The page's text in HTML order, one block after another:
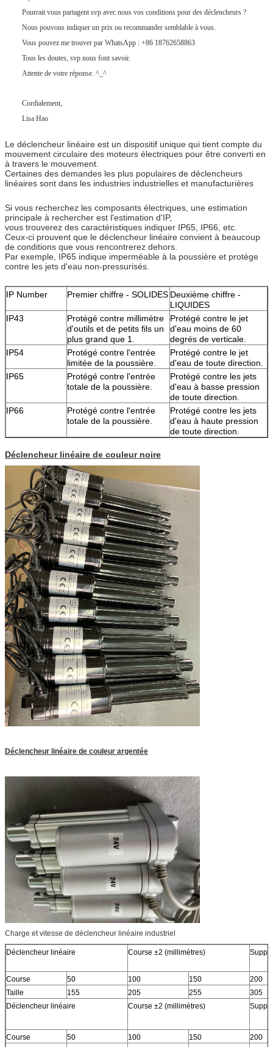
Pourrait vous partagent svp avec nous vos conditions pour des déclencheurs ?
Nous pouvons indiquer un prix ou recommander semblable à vous.
Vous pouvez me trouver par WhatsApp : +86 18762658863
Tous les doutes, svp nous font savoir.
Attente de votre réponse. ^_^
Cordialement,
Lisa Hao
Le déclencheur linéaire est un dispositif unique qui tient compte du
mouvement circulaire des moteurs électriques pour être converti en
à travers le mouvement.
Certaines des demandes les plus populaires de déclencheurs
linéaires sont dans les industries industrielles et manufacturières
Si vous recherchez les composants électriques, une estimation
principale à rechercher est l'estimation d'IP,
vous trouverez des caractéristiques indiquer IP65, IP66, etc.
Ceux-ci prouvent que le déclencheur linéaire convient à beaucoup
de conditions que vous rencontrerez dehors.
Par exemple, IP65 indique imperméable à la poussière et protège
contre les jets d'eau non-pressurisés.
IP Number Premier chiffre - SOLIDES Deuxième chiffre -
LIQUIDES
IP43
Protégé contre millimètre
d'outils et de petits fils un
plus grand que 1.
Protégé contre le jet
d'eau moins de 60
degrés de verticale.
IP54
Protégé contre l'entrée
limitée de la poussière.
Protégé contre le jet
d'eau de toute direction.
IP65
Protégé contre l'entrée
totale de la poussière.
Protégé contre les jets
d'eau à basse pression
de toute direction.
IP66
Protégé contre l'entrée
totale de la poussière.
Protégé contre les jets
d'eau à haute pression
de toute direction.
Déclencheur linéaire de couleur noire
Déclencheur linéaire de couleur argentée
Charge et vitesse de déclencheur linéaire industriel
Déclencheur linéaire Course ±2 (millimètres)
Course 50 100 150
200
Taille
155 205 255
305
Déclencheur linéaire
Course ±2 (millimètres)
Course 50 100 150
200